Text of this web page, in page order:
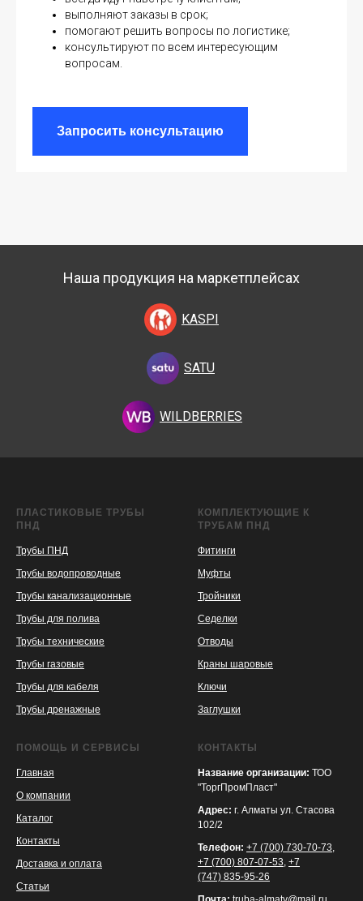
выполняют заказы в срок;
помогают решить вопросы по логистике;
консультируют по всем интересующим
вопросам.
Запросить консультацию
Наша продукция на маркетплейсах
KASPI
KASPI
SATU
SATU
WILDBERRIES
WILDBERRIES
ПЛАСТИКОВЫЕ ТРУБЫ
ПНД
Трубы ПНД
Трубы водопроводные
Трубы канализационные
Трубы для полива
Трубы технические
Трубы газовые
Трубы для кабеля
Трубы дренажные
КОМПЛЕКТУЮЩИЕ К
ТРУБАМ ПНД
Фитинги
Муфты
Тройники
Седелки
Отводы
Краны шаровые
Ключи
Заглушки
ПОМОЩЬ И СЕРВИСЫ
Главная
О компании
Каталог
Контакты
Доставка и оплата
Статьи
КОНТАКТЫ
Название организации: ТОО
"ТоргПромПласт"
Адрес: г. Алматы ул. Стасова
102/2
Телефон: +7 (700) 730-70-73
+7 (700) 807-07-53 +7
(747) 835-95-26